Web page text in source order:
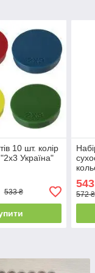
10 шт. колір
Україна"
533 ₴ 572